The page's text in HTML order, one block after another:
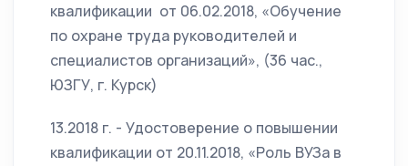
квалификации от 06.02.2018, «Обучение
по охране труда руководителей и
специалистов организаций», (36 час.,
ЮЗГУ, г. Курск)
13.2018 г. - Удостоверение о повышении
квалификации от 20.11.2018, «Роль ВУЗа в